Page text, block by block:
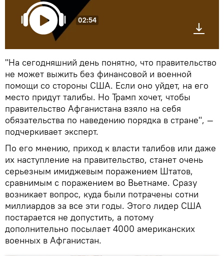
02:54
"На сегодняшний день понятно, что правительство
не может выжить без финансовой и военной
помощи со стороны США. Если оно уйдет, на его
место придут талибы. Но Трамп хочет, чтобы
правительство Афганистана взяло на себя
обязательства по наведению порядка в стране", —
подчеркивает эксперт.
По его мнению, приход к власти талибов или даже
их наступление на правительство, станет очень
серьезным имиджевым поражением Штатов,
сравнимым с поражением во Вьетнаме. Сразу
возникает вопрос, куда были потрачены сотни
миллиардов за все эти годы. Этого лидер США
постарается не допустить, а потому
дополнительно посылает 4000 американских
военных в Афганистан.